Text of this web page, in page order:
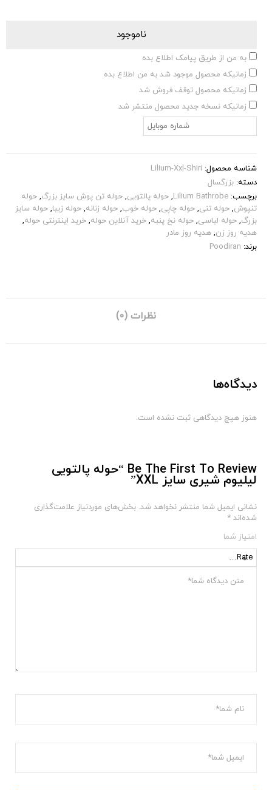
ناموجود
به من از طریق پیامک اطلاع بده
زمانیکه محصول موجود شد به من اطلاع بده
زمانیکه محصول توقف فروش شد
زمانیکه نسخه جدید محصول منتشر شد
شناسه محصول: Lilium-Xxl-Shiri
دسته: بزرگسال
برچسب: Lilium Bathrobe
, حوله پالتویی, حوله تن پوش سایز بزرگ, حوله
تنپوش, حوله تنی, حوله چاپی, حوله خوب, حوله زنانه, حوله زیبا, حوله سایز
بزرگ, حوله لباسی, حوله نخ پنبه, خرید آنلاین حوله, خرید اینترنتی حوله,
هدیه روز زن, هدیه روز مادر
برند: Poodiran
نظرات (0)
دیدگاه‌ها
هنوز هیچ دیدگاهی ثبت نشده است.
Be The First To Review “حوله پالتویی
لیلیوم شیری سایز XXL”
نشانی ایمیل شما منتشر نخواهد شد. بخش‌های موردنیاز علامت‌گذاری
شده‌اند *
امتیاز شما